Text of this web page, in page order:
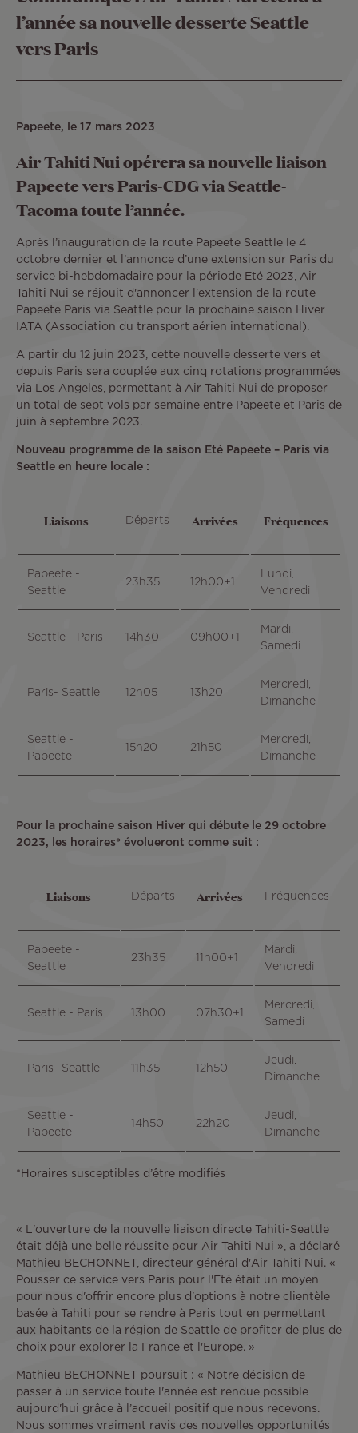
l’année sa nouvelle desserte Seattle
vers Paris
Papeete, le 17 mars 2023
Air Tahiti Nui opérera sa nouvelle liaison
Papeete vers Paris-CDG via Seattle-
Tacoma toute l’année.
Après l’inauguration de la route Papeete Seattle le 4
octobre dernier et l’annonce d’une extension sur Paris du
service bi-hebdomadaire pour la période Eté 2023, Air
Tahiti Nui se réjouit d'annoncer l'extension de la route
Papeete Paris via Seattle pour la prochaine saison Hiver
IATA (Association du transport aérien international).
A partir du 12 juin 2023, cette nouvelle desserte vers et
depuis Paris sera couplée aux cinq rotations programmées
via Los Angeles, permettant à Air Tahiti Nui de proposer
un total de sept vols par semaine entre Papeete et Paris de
juin à septembre 2023.
Nouveau programme de la saison Eté Papeete – Paris via
Seattle en heure locale :
Liaisons Départs Arrivées Fréquences
Papeete -
Seattle
23h35 12h00+1
Lundi,
Vendredi
Seattle - Paris 14h30 09h00+1
Mardi,
Samedi
Paris- Seattle 12h05 13h20
Mercredi,
Dimanche
Seattle -
Papeete
15h20 21h50
Mercredi,
Dimanche
Pour la prochaine saison Hiver qui débute le 29 octobre
2023, les horaires* évolueront comme suit :
Liaisons Départs Arrivées Fréquences
Papeete -
Seattle
23h35 11h00+1
Mardi,
Vendredi
Seattle - Paris 13h00 07h30+1
Mercredi,
Samedi
Paris- Seattle 11h35 12h50
Jeudi,
Dimanche
Seattle -
Papeete
14h50 22h20
Jeudi,
Dimanche
*Horaires susceptibles d’être modifiés
« L'ouverture de la nouvelle liaison directe Tahiti-Seattle
était déjà une belle réussite pour Air Tahiti Nui », a déclaré
Mathieu BECHONNET, directeur général d'Air Tahiti Nui. «
Pousser ce service vers Paris pour l'Eté était un moyen
pour nous d'offrir encore plus d'options à notre clientèle
basée à Tahiti pour se rendre à Paris tout en permettant
aux habitants de la région de Seattle de profiter de plus de
choix pour explorer la France et l'Europe. »
Mathieu BECHONNET poursuit : « Notre décision de
passer à un service toute l'année est rendue possible
aujourd'hui grâce à l’accueil positif que nous recevons.
Nous sommes vraiment ravis des nouvelles opportunités